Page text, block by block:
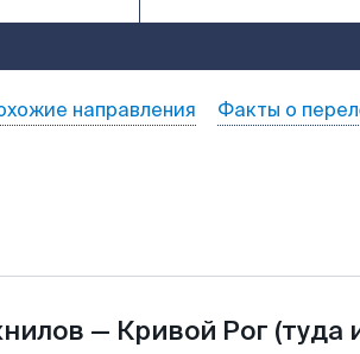
направления Факты о
— Кривой Рог (туда